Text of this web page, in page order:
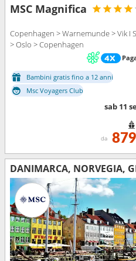
MSC Magnifica
Copenhagen > Warnemunde > Vik I
> Oslo > Copenhagen
Bambini gratis fino a 12 anni
Msc Voyagers Club
sab 11
da
DANIMARCA, NORVEGIA,